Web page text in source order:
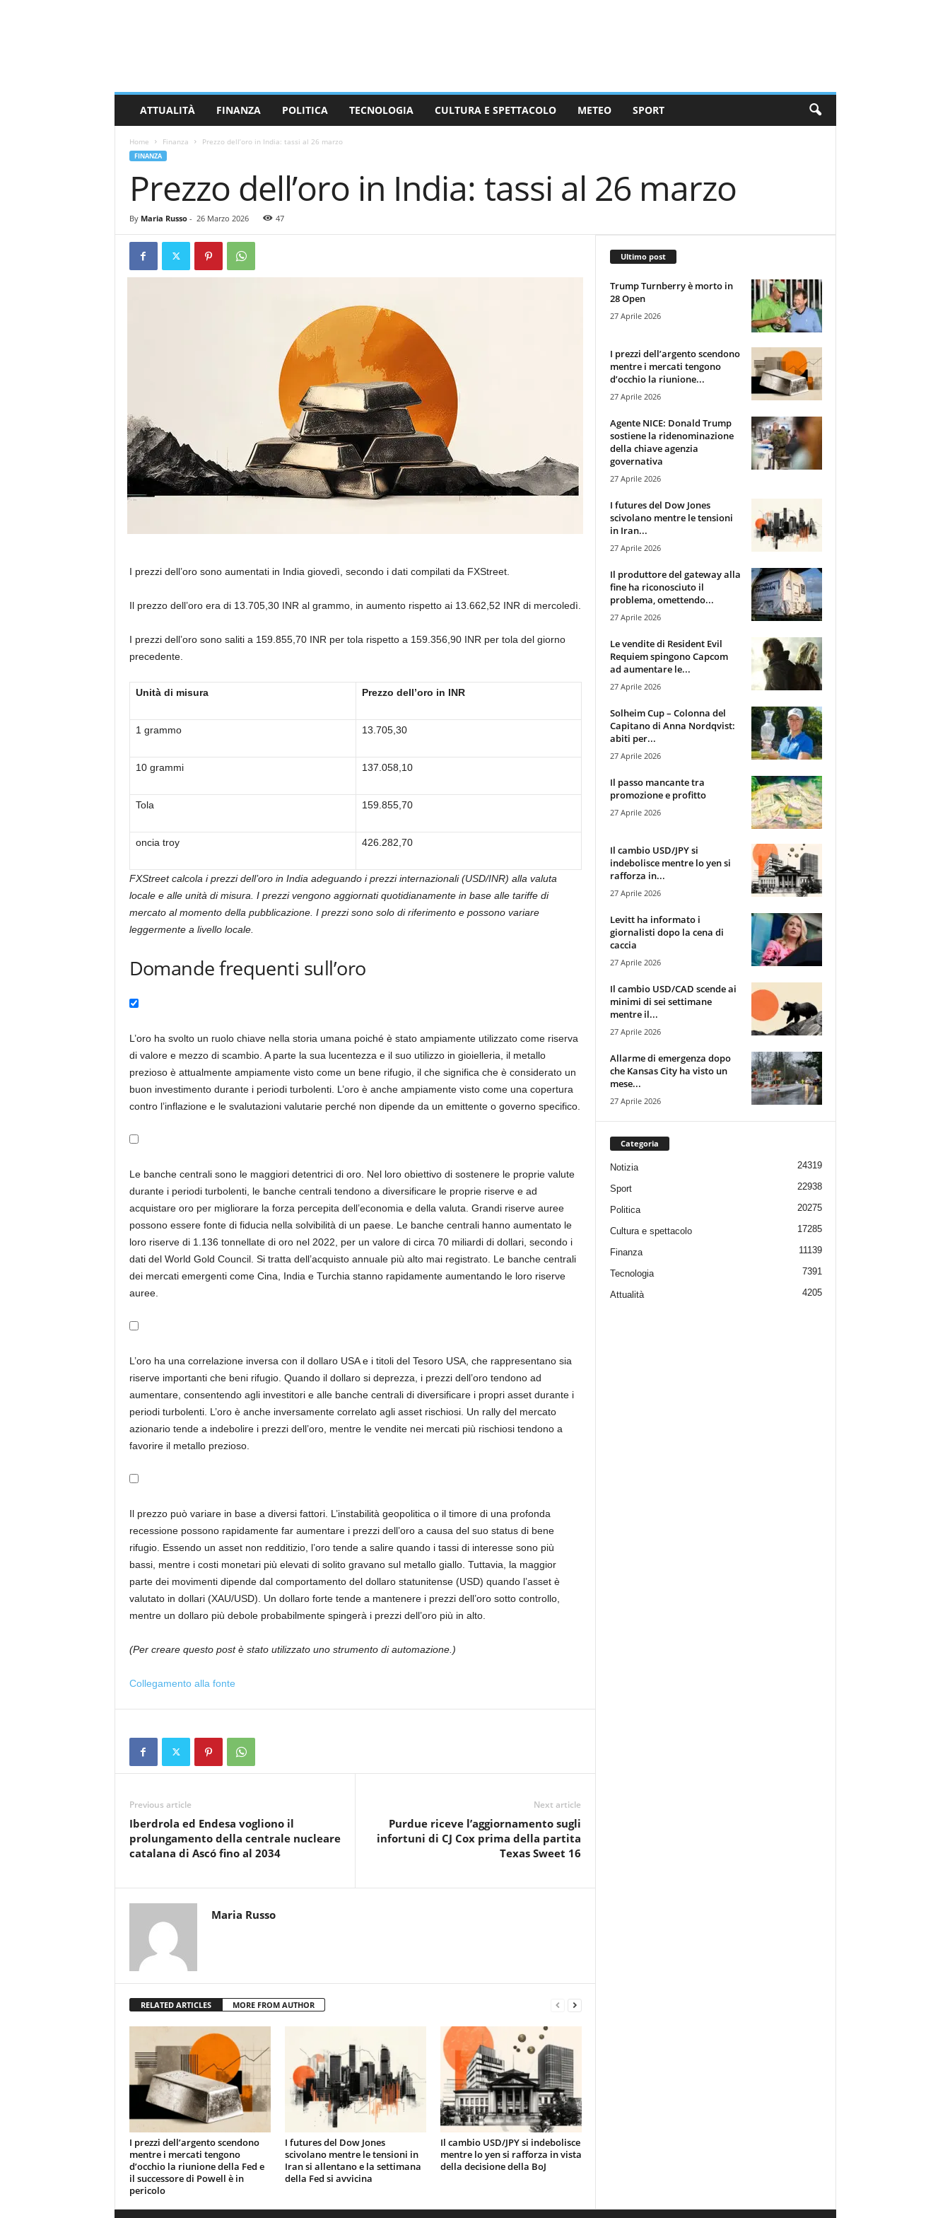
s
ATTUALITÀ FINANZA POLITICA TECNOLOGIA CULTURA E SPETTACOLO METEO SPORT
Home Finanza Prezzo dell’oro in India: tassi al 26 marzo
FINANZA
Prezzo dell’oro in India: tassi al 26 marzo
By Maria Russo- 26 Marzo 2026 47
I prezzi dell’oro sono aumentati in India giovedì, secondo i dati compilati da FXStreet.
Il prezzo dell’oro era di 13.705,30 INR al grammo, in aumento rispetto ai 13.662,52 INR di mercoledì.
I prezzi dell’oro sono saliti a 159.855,70 INR per tola rispetto a 159.356,90 INR per tola del giorno
precedente.
Unità di misura Prezzo dell’oro in INR
1 grammo 13.705,30
10 grammi 137.058,10
Tola 159.855,70
oncia troy 426.282,70
FXStreet calcola i prezzi dell’oro in India adeguando i prezzi internazionali (USD/INR) alla valuta
locale e alle unità di misura. I prezzi vengono aggiornati quotidianamente in base alle tariffe di
mercato al momento della pubblicazione. I prezzi sono solo di riferimento e possono variare
leggermente a livello locale.
Domande frequenti sull’oro
L’oro ha svolto un ruolo chiave nella storia umana poiché è stato ampiamente utilizzato come riserva
di valore e mezzo di scambio. A parte la sua lucentezza e il suo utilizzo in gioielleria, il metallo
prezioso è attualmente ampiamente visto come un bene rifugio, il che significa che è considerato un
buon investimento durante i periodi turbolenti. L’oro è anche ampiamente visto come una copertura
contro l’inflazione e le svalutazioni valutarie perché non dipende da un emittente o governo specifico.
Le banche centrali sono le maggiori detentrici di oro. Nel loro obiettivo di sostenere le proprie valute
durante i periodi turbolenti, le banche centrali tendono a diversificare le proprie riserve e ad
acquistare oro per migliorare la forza percepita dell’economia e della valuta. Grandi riserve auree
possono essere fonte di fiducia nella solvibilità di un paese. Le banche centrali hanno aumentato le
loro riserve di 1.136 tonnellate di oro nel 2022, per un valore di circa 70 miliardi di dollari, secondo i
dati del World Gold Council. Si tratta dell’acquisto annuale più alto mai registrato. Le banche centrali
dei mercati emergenti come Cina, India e Turchia stanno rapidamente aumentando le loro riserve
auree.
L’oro ha una correlazione inversa con il dollaro USA e i titoli del Tesoro USA, che rappresentano sia
riserve importanti che beni rifugio. Quando il dollaro si deprezza, i prezzi dell’oro tendono ad
aumentare, consentendo agli investitori e alle banche centrali di diversificare i propri asset durante i
periodi turbolenti. L’oro è anche inversamente correlato agli asset rischiosi. Un rally del mercato
azionario tende a indebolire i prezzi dell’oro, mentre le vendite nei mercati più rischiosi tendono a
favorire il metallo prezioso.
Il prezzo può variare in base a diversi fattori. L’instabilità geopolitica o il timore di una profonda
recessione possono rapidamente far aumentare i prezzi dell’oro a causa del suo status di bene
rifugio. Essendo un asset non redditizio, l’oro tende a salire quando i tassi di interesse sono più
bassi, mentre i costi monetari più elevati di solito gravano sul metallo giallo. Tuttavia, la maggior
parte dei movimenti dipende dal comportamento del dollaro statunitense (USD) quando l’asset è
valutato in dollari (XAU/USD). Un dollaro forte tende a mantenere i prezzi dell’oro sotto controllo,
mentre un dollaro più debole probabilmente spingerà i prezzi dell’oro più in alto.
(Per creare questo post è stato utilizzato uno strumento di automazione.)
Collegamento alla fonte
Previous article
Iberdrola ed Endesa vogliono il
prolungamento della centrale nucleare
catalana di Ascó fino al 2034
Next article
Purdue riceve l’aggiornamento sugli
infortuni di CJ Cox prima della partita
Texas Sweet 16
Maria Russo
RELATED ARTICLES MORE FROM AUTHOR
I prezzi dell’argento scendono
mentre i mercati tengono
d’occhio la riunione della Fed e
il successore di Powell è in
pericolo
I futures del Dow Jones
scivolano mentre le tensioni in
Iran si allentano e la settimana
della Fed si avvicina
Il cambio USD/JPY si indebolisce
mentre lo yen si rafforza in vista
della decisione della BoJ
Ultimo post
Trump Turnberry è morto in
28 Open
27 Aprile 2026
I prezzi dell’argento scendono
mentre i mercati tengono
d’occhio la riunione...
27 Aprile 2026
Agente NICE: Donald Trump
sostiene la ridenominazione
della chiave agenzia
governativa
27 Aprile 2026
I futures del Dow Jones
scivolano mentre le tensioni
in Iran...
27 Aprile 2026
Il produttore del gateway alla
fine ha riconosciuto il
problema, omettendo...
27 Aprile 2026
Le vendite di Resident Evil
Requiem spingono Capcom
ad aumentare le...
27 Aprile 2026
Solheim Cup – Colonna del
Capitano di Anna Nordqvist:
abiti per...
27 Aprile 2026
Il passo mancante tra
promozione e profitto
27 Aprile 2026
Il cambio USD/JPY si
indebolisce mentre lo yen si
rafforza in...
27 Aprile 2026
Levitt ha informato i
giornalisti dopo la cena di
caccia
27 Aprile 2026
Il cambio USD/CAD scende ai
minimi di sei settimane
mentre il...
27 Aprile 2026
Allarme di emergenza dopo
che Kansas City ha visto un
mese...
27 Aprile 2026
Categoria
Notizia 24319
Sport 22938
Politica 20275
Cultura e spettacolo 17285
Finanza 11139
Tecnologia 7391
Attualità 4205